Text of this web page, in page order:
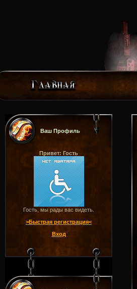
Ваш Профиль
Привет: Гость
Гость, мы рады вас видеть.
>Быстрая регистрация<
Вход